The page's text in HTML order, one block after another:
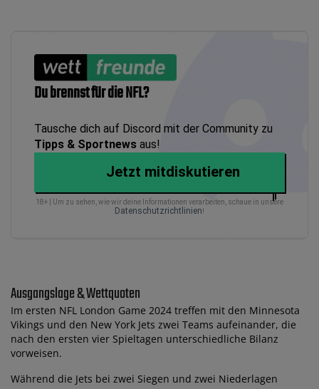
Du brennst für die NFL?
Tausche dich auf Discord mit der Community zu
Tipps & Sportnews aus!
Jetzt mitdiskutieren
18+ | Um zu sehen, wie wir deine Informationen verarbeiten, schaue in unsere
Datenschutzrichtlinien!
Ausgangslage & Wettquoten
Im ersten NFL London Game 2024 treffen mit den Minnesota
Vikings und den New York Jets zwei Teams aufeinander, die
nach den ersten vier Spieltagen unterschiedliche Bilanz
vorweisen.
Während die Jets bei zwei Siegen und zwei Niederlagen